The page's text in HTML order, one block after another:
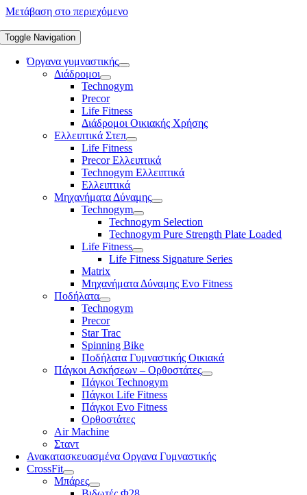
Μετάβαση στο περιεχόμενο
Toggle Navigation
Όργανα γυμναστικής
Διάδρομοι
Technogym
Precor
Life Fitness
Διάδρομοι Οικιακής Χρήσης
Ελλειπτικά Στεπ
Life Fitness
Precor Ελλειπτικά
Technogym Ελλειπτικά
Ελλειπτικά
Μηχανήματα Δύναμης
Technogym
Technogym Selection
Technogym Pure Strength Plate Loaded
Life Fitness
Life Fitness Signature Series
Matrix
Μηχανήματα Δύναμης Evo Fitness
Ποδήλατα
Technogym
Precor
Star Trac
Spinning Bike
Ποδήλατα Γυμναστικής Οικιακά
Πάγκοι Ασκήσεων – Ορθοστάτες
Πάγκοι Technogym
Πάγκοι Life Fitness
Πάγκοι Evo Fitness
Ορθοστάτες
Air Machine
Σταντ
Ανακατασκευασμένα Οργανα Γυμναστικής
CrossFit
Μπάρες